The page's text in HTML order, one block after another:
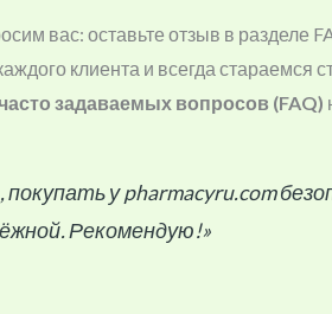
вас: оставьте отзыв в разделе
клиента и всегда стараемся
задаваемых вопросов (FAQ)
покупать у pharmacyru.com
Рекомендую!»